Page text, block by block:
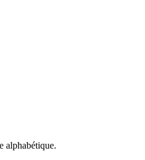
alphabétique.